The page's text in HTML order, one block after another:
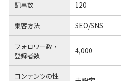
記事数 120
集客方法 SEO/SNS
フォロワー数・
登録者数
4,000
コンテンツの性